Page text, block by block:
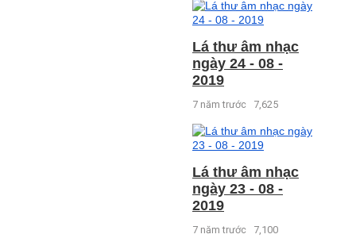
Lá thư âm nhạc
ngày 24 - 08 -
2019
7 năm trước 7,625
Lá thư âm nhạc
ngày 23 - 08 -
2019
7 năm trước 7,100